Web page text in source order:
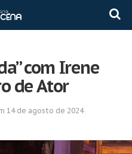
com Irene
de Ator
14 de agosto de 2024